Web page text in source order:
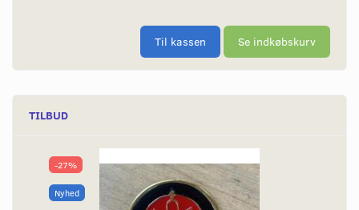
Til kassen Se indkøbskurv
TILBUD
-27%
Nyhed